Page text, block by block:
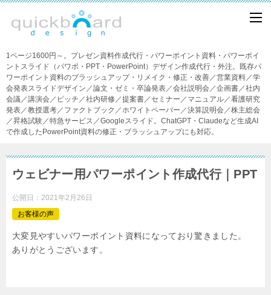
1ページ1600円～。プレゼン資料作成代行・パワーポイント資料・パワーポイ
ントスライド（パワポ・PPT・PowerPoint）デザイン作成代行・外注。既存パ
ワーポイント資料のブラッシュアップ・リメイク・修正・改善／営業資料／学
会発表スライドデザイン／論文・ゼミ・卒論発表／会社説明会／企画書／社内
会議／講演会／ピッチ／社内研修／提案書／セミナー／マニュアル／看護研究
発表／教授選考／ファクトブック／ホワイトペーパー／決算説明会／株主総会
／昇格試験／特急サービス／Googleスライド。ChatGPT・Claudeなど生成AI
で作成したPowerPoint資料の修正・ブラッシュアップにも対応。
ウェビナー用パワーポイント作成代行｜PPT
公開日： 2021年2月26日
お客様の声
大変見やすいパワーポイント資料になっており驚きました。
ありがとうございます。